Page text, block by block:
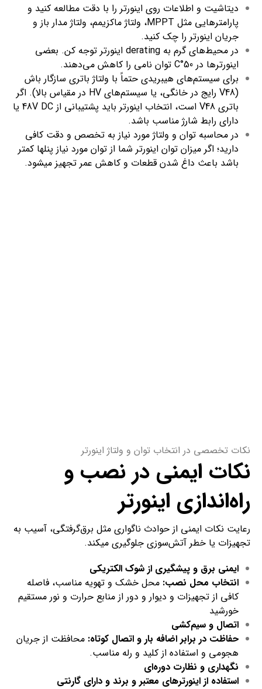
دیتاشیت و اطلاعات روی اینورتر را با دقت مطالعه کنید و
پارامترهایی مثل MPPT، ولتاژ ماکزیمم، ولتاژ مدار باز و
جریان اینورتر را چک کنید.
در محیط‌های گرم به derating اینورتر توجه کن. بعضی
اینورترها در 50°C توان نامی را کاهش می‌دهند.
برای سیستم‌های هیبریدی حتماً با ولتاژ باتری سازگار باش
(V48 رایج در خانگی، یا سیستم‌های HV در مقیاس بالا). اگر
باتری V48 است، انتخاب اینورتر باید پشتیبانی از 48V DC یا
دارای رابط شارژ مناسب باشد.
در محاسبه توان و ولتاژ مورد نیاز به تخصص و دقت کافی
دارید؛ اگر میزان توان اینورتر شما از توان مورد نیاز پنل­ها کمتر
باشد باعث داغ شدن قطعات و کاهش عمر تجهیز می­شود.
نکات تخصصی در انتخاب توان و ولتاژ اینورتر
نکات ایمنی در نصب و
راه‌اندازی اینورتر
رعایت نکات ایمنی از حوادث ناگواری مثل برق‌گرفتگی، آسیب به
تجهیزات یا خطر آتش‌سوزی جلوگیری می­کند.
ایمنی برق و پیشگیری از شوک الکتریکی
انتخاب محل نصب: محل خشک و تهویه مناسب، فاصله
کافی از تجهیزات و دیوار و دور از منابع حرارت و نور مستقیم
خورشید
اتصال و سیم‌کشی
حفاظت در برابر اضافه بار و اتصال کوتاه: محافظت از جریان
هجومی و استفاده از کلید و رله مناسب.
نگهداری و نظارت دوره‌ای
استفاده از اینورتر­های معتبر و برند و دارای گارنتی